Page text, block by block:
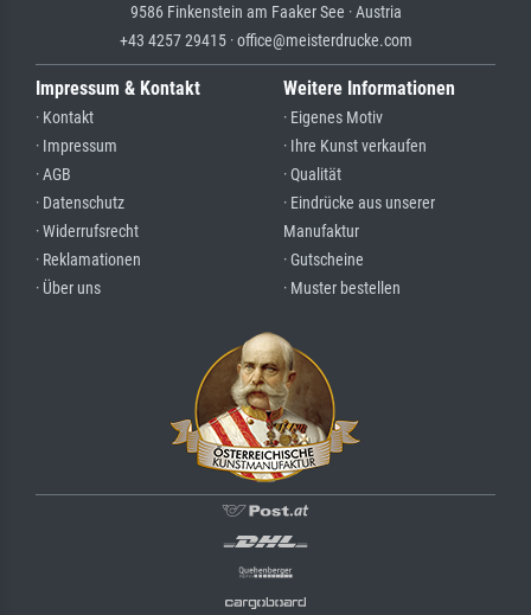
9586 Finkenstein am Faaker See · Austria
+43 4257 29415 · office@meisterdrucke.com
Impressum & Kontakt
· Kontakt
· Impressum
· AGB
· Datenschutz
· Widerrufsrecht
· Reklamationen
· Über uns
Weitere Informationen
· Eigenes Motiv
· Ihre Kunst verkaufen
· Qualität
· Eindrücke aus unserer
Manufaktur
· Gutscheine
· Muster bestellen